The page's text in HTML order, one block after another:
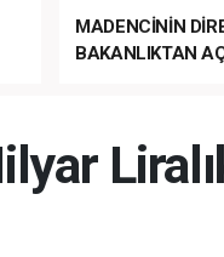
MADENCİNİN
BAKANLIKTAN